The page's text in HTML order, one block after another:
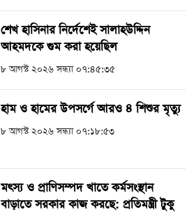
শেখ হাসিনার নির্দেশেই সালাহউদ্দিন
আহমদকে গুম করা হয়েছিল
৮ আগস্ট ২০২৬ সন্ধ্যা ০৭:৪৫:৩৫
হাম ও হামের উপসর্গে আরও ৪ শিশুর মৃত্যু
৮ আগস্ট ২০২৬ সন্ধ্যা ০৭:১৮:৫৩
মৎস্য ও প্রাণিসম্পদ খাতে কর্মসংস্থান
বাড়াতে সরকার কাজ করছে: প্রতিমন্ত্রী টুকু